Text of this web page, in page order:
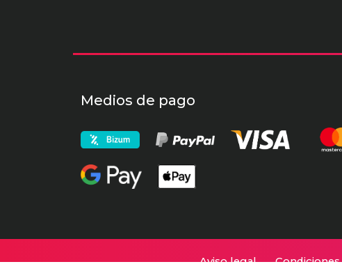
Medios de pago
Aviso legal Condiciones